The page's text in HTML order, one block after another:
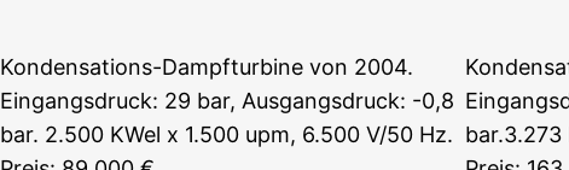
Kondensations-Dampfturbine von 2004.
Eingangsdruck: 29 bar, Ausgangsdruck: -0,8
bar. 2.500 KWel x 1.500 upm, 6.500 V/50 Hz. bar.3.273